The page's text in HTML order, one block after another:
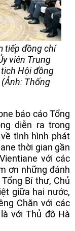
tiếp đồng chí
viên Trung
Hội đồng
Thống
báo cáo Tổng
diễn ra trong
tình hình phát
thời gian gần
với các
ơn những đánh
Bí thư, Chủ
giữa hai nước,
Chăn với các
với Thủ đô Hà